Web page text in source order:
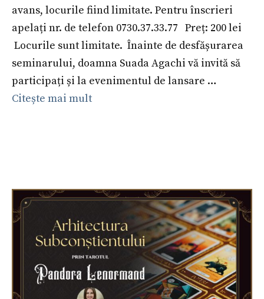
avans, locurile fiind limitate. Pentru înscrieri
apelați nr. de telefon 0730.37.33.77 Preț: 200 lei
Locurile sunt limitate. Înainte de desfășurarea
seminarului, doamna Suada Agachi vă invită să
participați și la evenimentul de lansare …
Citește mai mult